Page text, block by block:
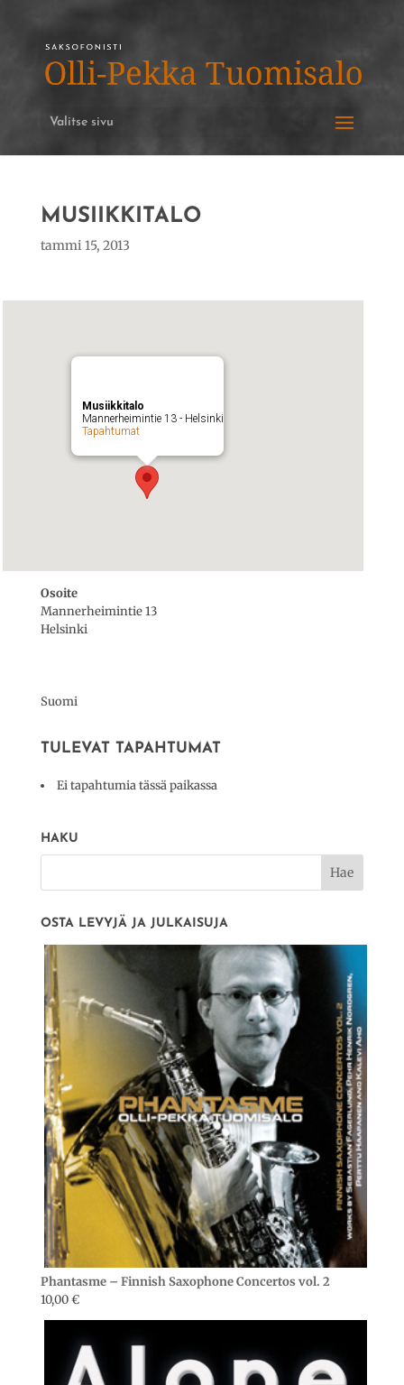
Valitse sivu
MUSIIKKITALO
tammi 15, 2013
Musiikkitalo
Mannerheimintie 13 - Helsinki
Tapahtumat
Osoite
Mannerheimintie 13
Helsinki
Suomi
TULEVAT TAPAHTUMAT
Ei tapahtumia tässä paikassa
HAKU
OSTA LEVYJÄ JA JULKAISUJA
Phantasme – Finnish Saxophone Concertos vol. 2
10,00€